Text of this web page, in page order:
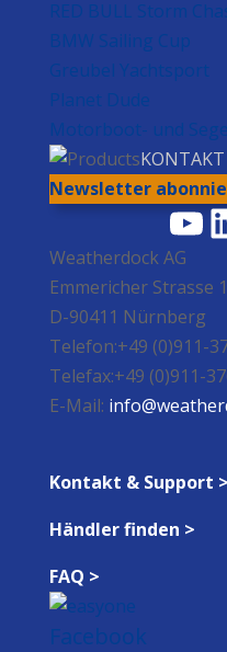
RED BULL Storm
BMW Sailing Cup
Greubel Yachtsport
Planet Dude
Motorboot- und
KONTAKT
Newsletter
Weatherdock AG
Emmericher Strasse
D-90411 Nürnberg
Telefon:+49 (0)911-
Telefax:+49 (0)911-
E-Mail:
Kontakt & Support >
Händler finden >
FAQ >
Facebook